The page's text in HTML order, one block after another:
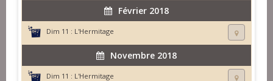
Février 2018
Dim 11 : L'Hermitage
Novembre 2018
Dim 11 : L'Hermitage